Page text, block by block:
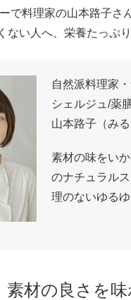
で料理家の山本路子さ
ない人へ、栄養たっぷ
自然派料理家
シェルジュ/薬
山本路子（み
素材の味をい
のナチュラル
理のないゆる
素材の良さを味